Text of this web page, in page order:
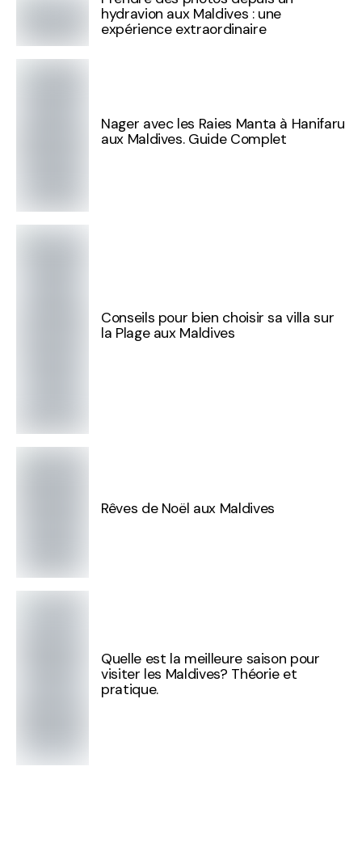
hydravion aux Maldives : une
expérience extraordinaire
Nager avec les Raies Manta à Hanifaru
aux Maldives. Guide Complet
Conseils pour bien choisir sa villa sur
la Plage aux Maldives
Rêves de Noël aux Maldives
Quelle est la meilleure saison pour
visiter les Maldives? Théorie et
pratique.